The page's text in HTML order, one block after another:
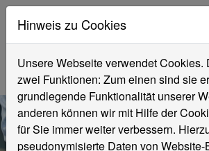
Hinweis zu Cookies
Unsere Webseite verwendet Cookies.
zwei Funktionen: Zum einen sind sie
grundlegende Funktionalität unserer
anderen können wir mit Hilfe der
für Sie immer weiter verbessern.
pseudonymisierte Daten von Website-